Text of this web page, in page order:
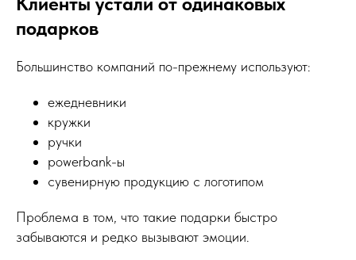
подарков
Большинство компаний по-прежнему используют:
ежедневники
кружки
ручки
powerbank-ы
сувенирную продукцию с логотипом
Проблема в том, что такие подарки быстро
забываются и редко вызывают эмоции.